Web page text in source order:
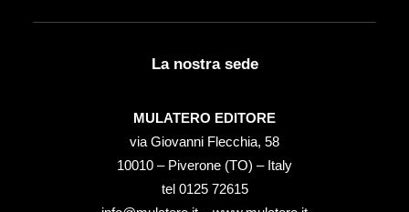
La nostra sede
MULATERO EDITORE
via Giovanni Flecchia, 58
10010 – Piverone (TO) – Italy
tel ‭0125 72615‬